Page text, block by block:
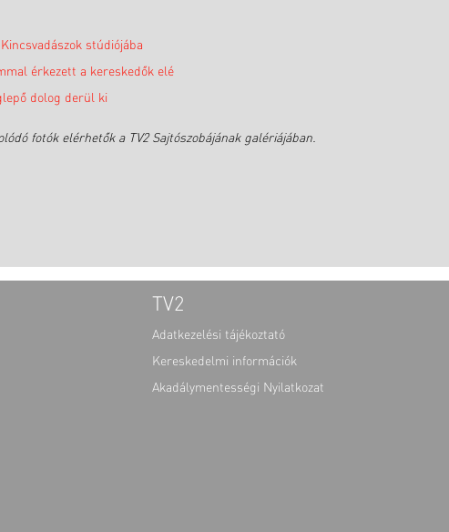
stúdiójába
érkezett a kereskedők elé
dolog derül ki
fotók elérhetők a TV2 Sajtószobájának galériájában.
TV2
Adatkezelési tájékoztató
Kereskedelmi információk
Akadálymentességi Nyilatkozat